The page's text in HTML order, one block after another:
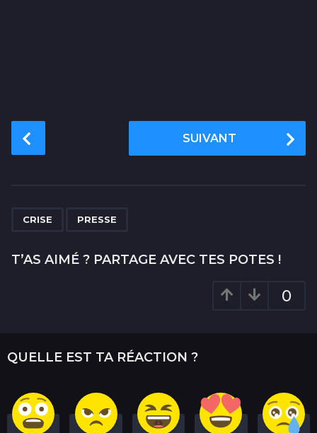
o
i
o
n
SUIVANT
CRISE PRESSE
T’AS AIMÉ ? PARTAGE AVEC TES POTES !
0
QUELLE EST TA RÉACTION ?